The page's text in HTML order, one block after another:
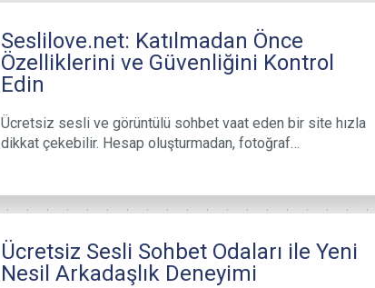
Seslilove.net: Katılmadan Önce
Özelliklerini ve Güvenliğini Kontrol
Edin
Ücretsiz sesli ve görüntülü sohbet vaat eden bir site hızla
dikkat çekebilir. Hesap oluşturmadan, fotoğraf…
Ücretsiz Sesli Sohbet Odaları ile Yeni
Nesil Arkadaşlık Deneyimi